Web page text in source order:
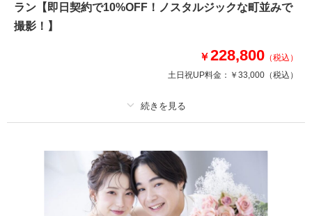
✔︎撮影データ色味補正付き！
このプランで撮影可能な撮影レポート
撮影場所：
はまなすの丘
相談予約する
来店・オンライン
撮影日の空き
を確認する
ラン【即日契約で10%OFF！ノスタルジックな町並みで
撮影！】
￥228,800 （税込）
土日祝UP料金： ￥33,000 （税込）
新婦衣装1着
ヘアメイク
データ 100 カット 台紙付写真